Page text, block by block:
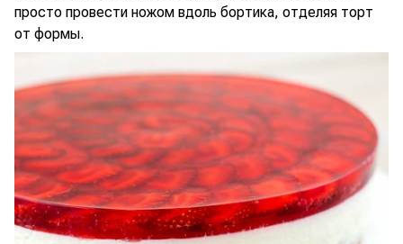
просто провести ножом вдоль бортика, отделяя торт
от формы.